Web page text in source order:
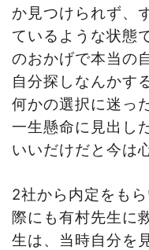
か見つけられず、
ているような状態
のおかげで本当の
自分探しなんかす
何かの選択に迷っ
一生懸命に見出し
いいだけだと今は
2社から内定をも
際にも有村先生に
生は、当時自分を